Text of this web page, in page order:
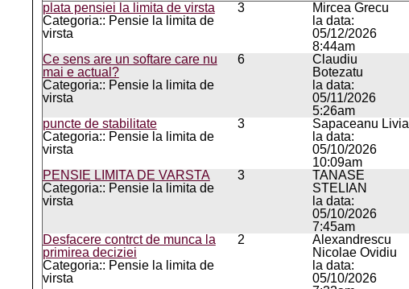
plata pensiei la limita de virsta
Categoria:: Pensie la limita de
virsta
3
Mircea Grecu
la data:
05/12/2026
8:44am
Ce sens are un softare care nu
mai e actual?
Categoria:: Pensie la limita de
virsta
6
Claudiu
Botezatu
la data:
05/11/2026
5:26am
puncte de stabilitate
Categoria:: Pensie la limita de
virsta
3
Sapaceanu Livia
la data:
05/10/2026
10:09am
PENSIE LIMITA DE VARSTA
Categoria:: Pensie la limita de
virsta
3
TANASE
STELIAN
la data:
05/10/2026
7:45am
Desfacere contrct de munca la
primirea deciziei
Categoria:: Pensie la limita de
virsta
2
Alexandrescu
Nicolae Ovidiu
la data:
05/10/2026